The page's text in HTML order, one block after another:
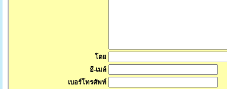
โดย
อี-เมล์
เบอร์โทรศัพท์